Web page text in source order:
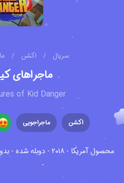
سریال / اکشن /
ماجراهای
of Kid Danger
اکشن ماجراجویی
محصول آمریکا - ۲۰۱۸ -
-